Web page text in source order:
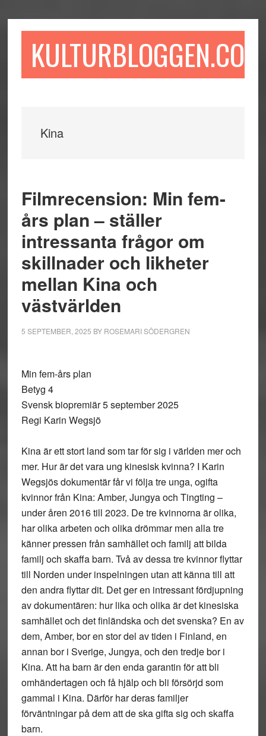
till
till
sidofältet
till
KULTURBLOGGEN.COM
Kina
Filmrecension: Min fem-
års plan – ställer
intressanta frågor om
skillnader och likheter
mellan Kina och
västvärlden
5 SEPTEMBER, 2025 BY ROSEMARI SÖDERGREN
Min fem-års plan
Betyg 4
Svensk biopremiär 5 september 2025
Regi Karin Wegsjö
Kina är ett stort land som tar för sig i världen mer och
mer. Hur är det vara ung kinesisk kvinna? I Karin
Wegsjös dokumentär får vi följa tre unga, ogifta
kvinnor från Kina: Amber, Jungya och Tingting –
under åren 2016 till 2023. De tre kvinnorna är olika,
har olika arbeten och olika drömmar men alla tre
känner pressen från samhället och familj att bilda
familj och skaffa barn. Två av dessa tre kvinnor flyttar
till Norden under inspelningen utan att känna till att
den andra flyttar dit. Det ger en intressant fördjupning
av dokumentären: hur lika och olika är det kinesiska
samhället och det finländska och det svenska? En av
dem, Amber, bor en stor del av tiden i Finland, en
annan bor i Sverige, Jungya, och den tredje bor i
Kina. Att ha barn är den enda garantin för att bli
omhändertagen och få hjälp och bli försörjd som
gammal i Kina. Därför har deras familjer
förväntningar på dem att de ska gifta sig och skaffa
barn.